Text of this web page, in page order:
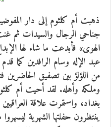
ذهبت أم كلثوم إلى دار
جناحي الرجال والسيدات ثم
الهوى» فأبدعت ما شاء لها
عبد الإله وسام الرافدين كما قدم
من اللؤلؤ بين تصفيق الحاضرين
وملكه وأهله. لقد أحيت أم
بغداد، واستمرت علاقة
ينتظرون حفلتها الشهرية